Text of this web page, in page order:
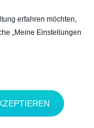
erfahren möchten,
„Meine Einstellungen